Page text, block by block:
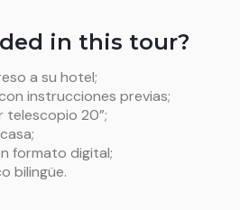
in this tour?
a su hotel;
instrucciones previas;
telescopio 20”;
formato digital;
bilingüe.